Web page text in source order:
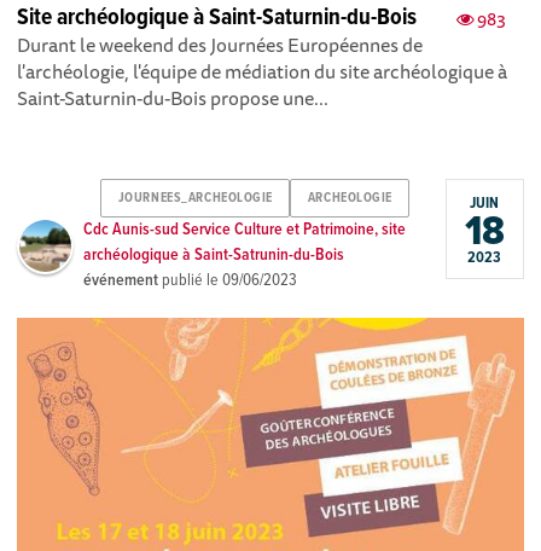
983
Site archéologique à Saint-Saturnin-du-Bois
Durant le weekend des Journées Européennes de
l'archéologie, l'équipe de médiation du site archéologique à
Saint-Saturnin-du-Bois propose une...
JOURNEES_ARCHEOLOGIE ARCHEOLOGIE
Cdc Aunis-sud Service Culture et Patrimoine, site
archéologique à Saint-Satrunin-du-Bois
événement publié le09/06/2023
JUIN
18
2023